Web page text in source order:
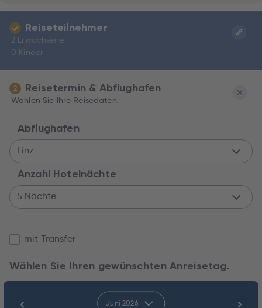
Reiseteilnehmer
2 Erwachsene
0 Kinder
2 Reisetermin & Abflughafen
Wählen Sie Ihre Reisedaten.
Abflughafen
Linz
Anzahl Hotelnächte
5 Nächte
mit Transfer
Wählen Sie Ihren gewünschten Anreisetag.
Juni 2026